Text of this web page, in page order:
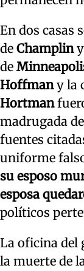
En dos casas
de Champliny
de
Hoffmany la
Hortman
madrugada
fuentes
uniforme
su esposo
esposa
políticos
La oficina del
la muerte de